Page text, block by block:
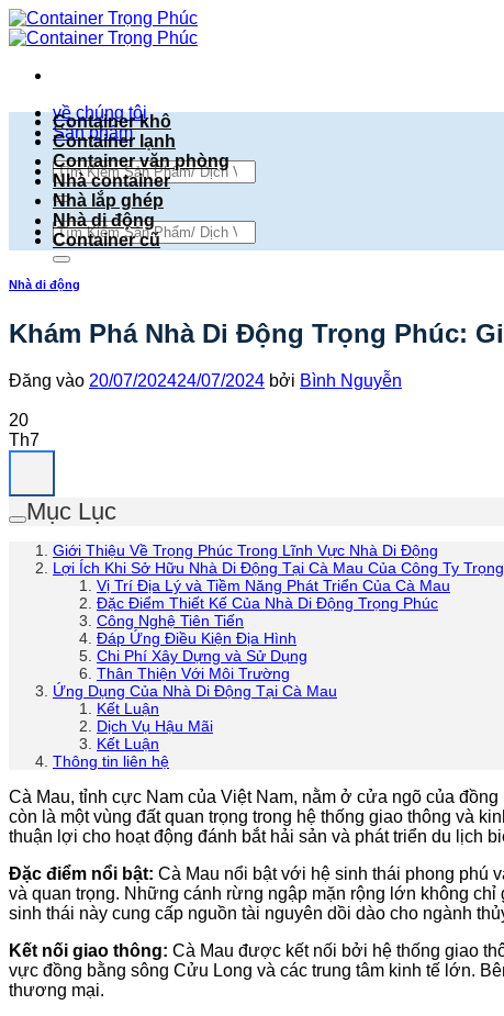
Bỏ
qua
dung
về chúng tôi
Sản phẩm
Tìm
kiếm:
Tìm
kiếm:
Container khô
Container lạnh
Container văn phòng
Nhà container
Nhà lắp ghép
Nhà di động
Container cũ
Nhà di động
Khám Phá Nhà Di Động Trọng Phúc:
Đăng vào 20/07/202424/07/2024 bởi Bình Nguyễn
20
Th7
Mục Lục
Giới Thiệu Về Trọng Phúc Trong Lĩnh Vực Nhà Di Động
Lợi Ích Khi Sở Hữu Nhà Di Động Tại Cà Mau Của Công Ty
Vị Trí Địa Lý và Tiềm Năng Phát Triển Của Cà Mau
Đặc Điểm Thiết Kế Của Nhà Di Động Trọng Phúc
Công Nghệ Tiên Tiến
Đáp Ứng Điều Kiện Địa Hình
Chi Phí Xây Dựng và Sử Dụng
Thân Thiện Với Môi Trường
Ứng Dụng Của Nhà Di Động Tại Cà Mau
Kết Luận
Dịch Vụ Hậu Mãi
Kết Luận
Thông tin liên hệ
Cà Mau, tỉnh cực Nam của Việt Nam, nằm ở cửa ngõ của
còn là một vùng đất quan trọng trong hệ thống giao thông và
thuận lợi cho hoạt động đánh bắt hải sản và phát triển du lịch
Đặc điểm nổi bật: Cà Mau nổi bật với hệ sinh thái phong phú
và quan trọng. Những cánh rừng ngập mặn rộng lớn không
sinh thái này cung cấp nguồn tài nguyên dồi dào cho ngành
Kết nối giao thông: Cà Mau được kết nối bởi hệ thống giao
vực đồng bằng sông Cửu Long và các trung tâm kinh tế lớn.
thương mại.